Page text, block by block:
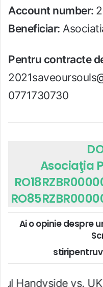
Account number:
Beneficiar:
Pentru contracte
0771730730
Asociaţia
Ai o opinie despre
vs. UK (para